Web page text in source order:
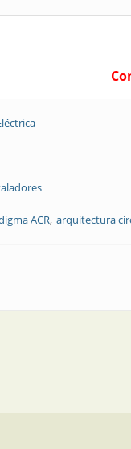
ACR arquitectura
| Cortes de luz